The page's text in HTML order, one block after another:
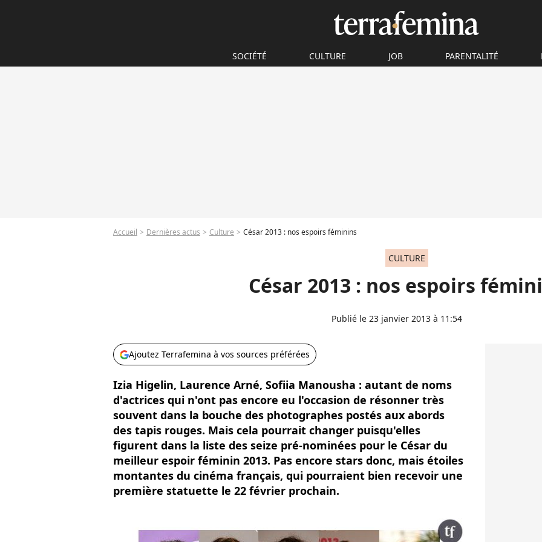
SOCIÉTÉ CULTURE JOB PARENTALITÉ
Accueil Dernières actus Culture César 2013 : nos espoirs féminins
CULTURE
César 2013 : nos espoirs
Publié le 23 janvier 2013 à 11:54
Ajoutez Terrafemina à vos sources préférées
Izia Higelin, Laurence Arné, Sofiia Manousha : autant de noms
d'actrices qui n'ont pas encore eu l'occasion de résonner très
souvent dans la bouche des photographes postés aux abords
des tapis rouges. Mais cela pourrait changer puisqu'elles
figurent dans la liste des seize pré-nominées pour le César du
meilleur espoir féminin 2013. Pas encore stars donc, mais étoiles
montantes du cinéma français, qui pourraient bien recevoir une
première statuette le 22 février prochain.